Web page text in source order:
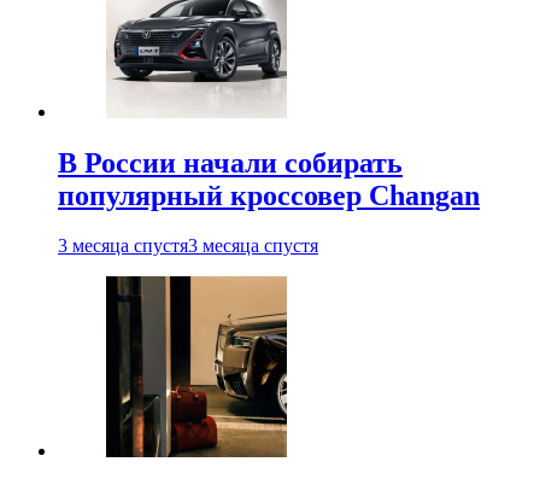
В России начали собирать
популярный кроссовер Changan
3 месяца спустя3 месяца спустя